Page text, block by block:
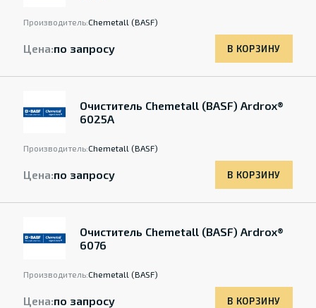
Производитель:Chemetall (BASF)
Цена:по запросу В КОРЗИНУ
Очиститель Chemetall (BASF) Ardrox®
6025A
Производитель:Chemetall (BASF)
Цена:по запросу В КОРЗИНУ
Очиститель Chemetall (BASF) Ardrox®
6076
Производитель:Chemetall (BASF)
Цена:по запросу В КОРЗИНУ